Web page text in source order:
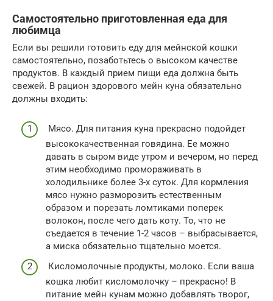
Самостоятельно приготовленная еда для
любимца
Если вы решили готовить еду для мейнской кошки
самостоятельно, позаботьтесь о высоком качестве
продуктов. В каждый прием пищи еда должна быть
свежей. В рацион здорового мейн куна обязательно
должны входить:
Мясо. Для питания куна прекрасно подойдет
высококачественная говядина. Ее можно
давать в сыром виде утром и вечером, но перед
этим необходимо промораживать в
холодильнике более 3-х суток. Для кормления
мясо нужно разморозить естественным
образом и порезать ломтиками поперек
волокон, после чего дать коту. То, что не
съедается в течение 1-2 часов – выбрасывается,
а миска обязательно тщательно моется.
Кисломолочные продукты, молоко. Если ваша
кошка любит кисломолочку – прекрасно! В
питание мейн кунам можно добавлять творог,